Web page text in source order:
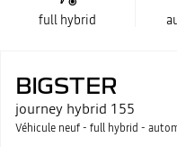
full hybrid
BIGSTER
journey hybrid 155
Véhicule neuf - full hybrid -